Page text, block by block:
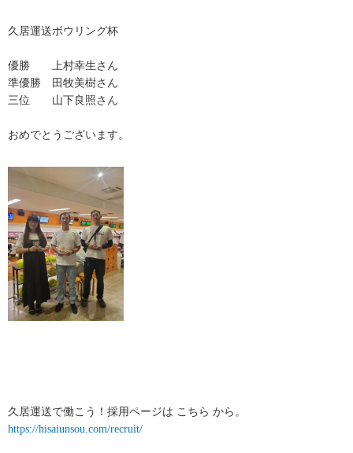
久居運送ボウリング杯
優勝 上村幸生さん
準優勝 田牧美樹さん
三位 山下良照さん
おめでとうございます。
久居運送で働こう！採用ページは こちら から。
https://hisaiunsou.com/recruit/